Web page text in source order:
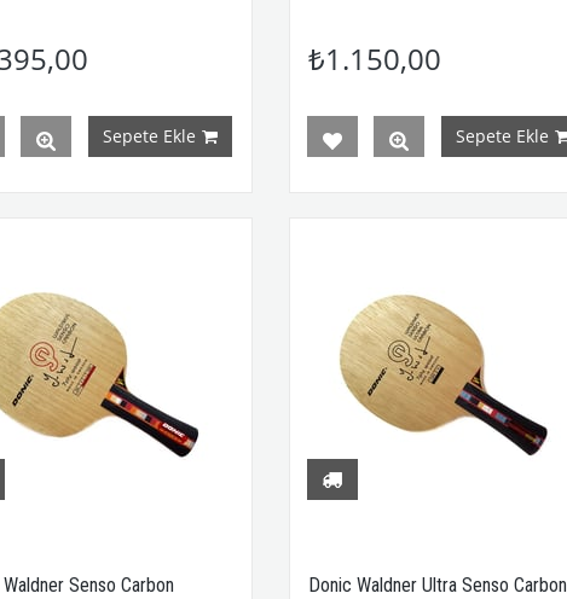
Sepete Ekle
₺1.150,00
Sepete Ekle
Senso Carbon Donic Waldner Ultra Senso Carbon